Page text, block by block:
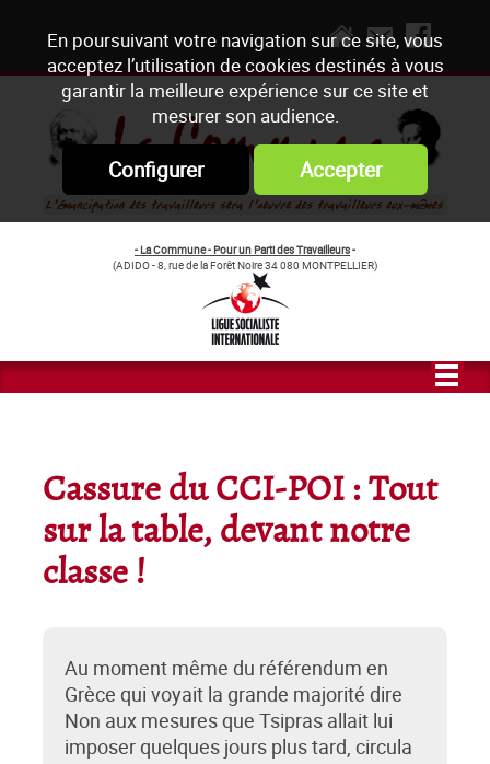
En poursuivant votre navigation sur ce site, vous
acceptez l’utilisation de cookies destinés à vous
garantir la meilleure expérience sur ce site et
mesurer son audience.
Configurer Accepter
- La Commune - Pour un Parti des Travailleurs-
(ADIDO - 8, rue de la Forêt Noire 34 080 MONTPELLIER)
Cassure du CCI-POI : Tout
sur la table, devant notre
classe !
Au moment même du référendum en
Grèce qui voyait la grande majorité dire
Non aux mesures que Tsipras allait lui
imposer quelques jours plus tard, circula